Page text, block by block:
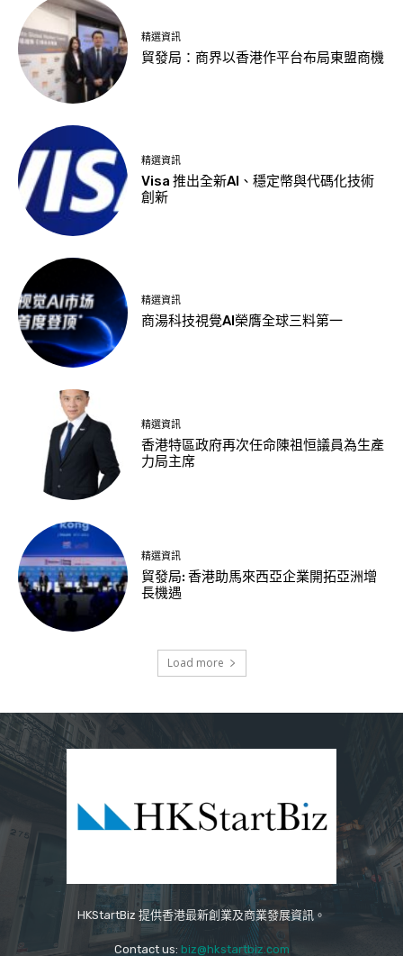
精選資訊
貿發局：商界以香港作平台布局東盟商機
精選資訊
Visa 推出全新AI、穩定幣與代碼化技術
創新
精選資訊
商湯科技視覺AI榮膺全球三料第一
精選資訊
香港特區政府再次任命陳祖恒議員為生產
力局主席
精選資訊
貿發局: 香港助馬來西亞企業開拓亞洲增
長機遇
Load more
HKStartBiz 提供香港最新創業及商業發展資訊。
Contact us: biz@hkstartbiz.com